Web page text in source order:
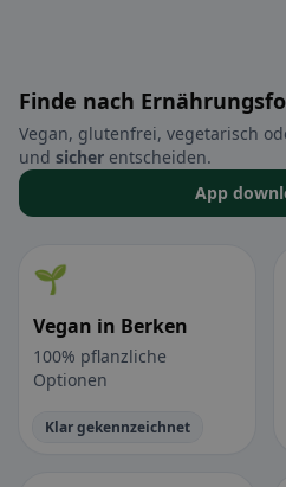
Finde nach
Vegan, glutenfrei, vegetarisch
und sicher entscheiden.
App
🌱
Vegan in Berken
100% pflanzliche
Optionen
Klar gekennzeichnet